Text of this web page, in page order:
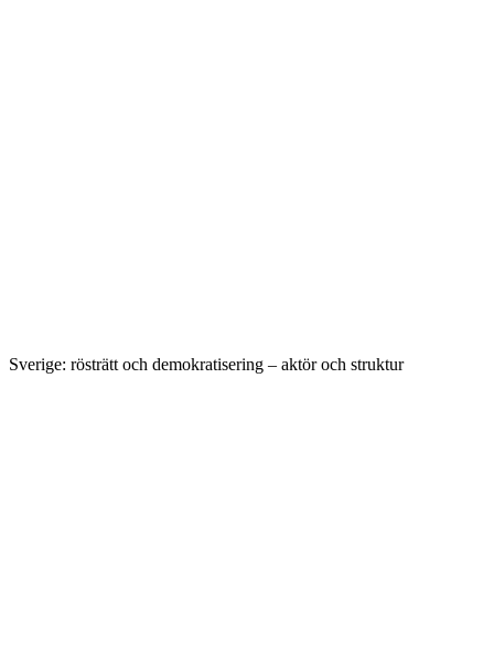
Sverige: rösträtt och demokratisering – aktör och struktur